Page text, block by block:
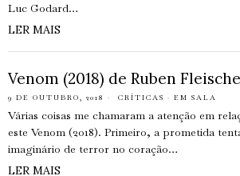
Luc Godard…
LER MAIS
Venom (2018) de Ruben
9 DE OUTUBRO, 2018 CRÍTICAS · EM SALA
Várias coisas me chamaram a atenção em
este Venom (2018). Primeiro, a prometida
imaginário de terror no coração…
LER MAIS